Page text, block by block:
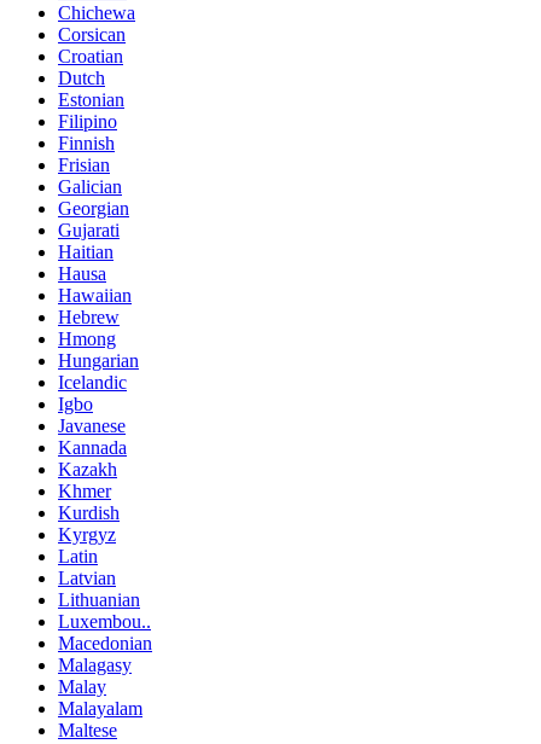
Chichewa
Corsican
Croatian
Dutch
Estonian
Filipino
Finnish
Frisian
Galician
Georgian
Gujarati
Haitian
Hausa
Hawaiian
Hebrew
Hmong
Hungarian
Icelandic
Igbo
Javanese
Kannada
Kazakh
Khmer
Kurdish
Kyrgyz
Latin
Latvian
Lithuanian
Luxembou..
Macedonian
Malagasy
Malay
Malayalam
Maltese